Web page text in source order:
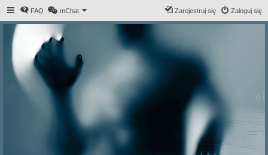
FAQ mChat Zaloguj się
Zarejestruj się